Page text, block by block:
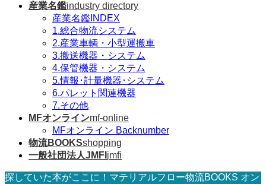
産業名鑑industry directory
産業名鑑INDEX
1.総合物流システム
2.産業車輌・小型運搬車
3.搬送機器・システム
4.保管機器・システム
5.情報･計量機器･システム
6.パレット関連機器
7.その他
MFオンラインmf-online
MFオンライン Backnumber
物流BOOKSshopping
一般社団法人JMFI jmfi
探していた本がここに！マテリアルフロー物流BOOKS オン